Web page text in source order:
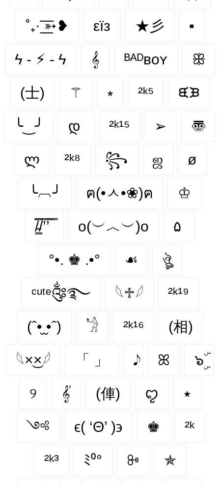
˚₊· ͟͟͞͞➳❥ εїз ★彡 ▪️
ϟ - ⚡︎ - ϟ 𝄞 ᴮᴬᴰʙᴏʏ ꕥ
(士) ⚚ ⭒ ²ᵏ⁵ ᙙᙖ
╰‿╯ დ ²ᵏ¹⁵ ➢ 〠
ლ ²ᵏ⁸ ꧂ ஜ ø
╰︹╯ ฅ(•ㅅ•❀)ฅ ♔
/̵͇̿̿/’̿’̿ ̿ o(︶︿︶)o ۵
°•. ♚ .•° ☙ ঔৣ
ᶜᵘᵗᵉ༂࿐ 𓆩♱𓆪 ²ᵏ¹⁹
(ˆ•̮ ̮•ˆ) 𓁋 ²ᵏ¹⁶ (相)
𓆩×͜×𓆪 「 」 ꕤ ๖ۣۜ
୨ 𝄟 (俥) ꨄ ٭
༺ ϵ( ‘Θ’ )϶ ♚ ²ᵏ
²ᵏ³ ﾐ⁰° ꔻ ✯